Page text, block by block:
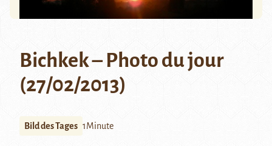
Bichkek – Photo du jour
(27/02/2013)
Bild des Tages 1Minute